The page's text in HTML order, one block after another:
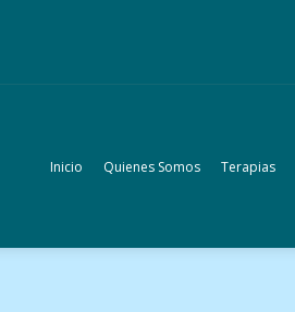
Inicio Quienes Somos Terapias